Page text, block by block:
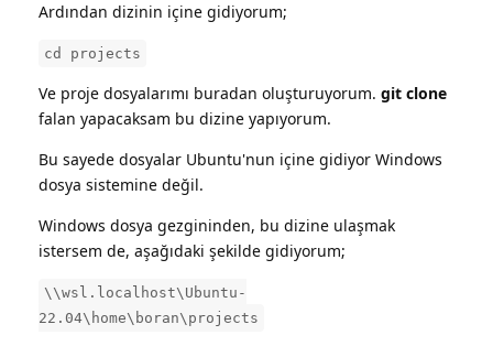
Ardından dizinin içine gidiyorum;
cd projects
Ve proje dosyalarımı buradan oluşturuyorum. git clone
falan yapacaksam bu dizine yapıyorum.
Bu sayede dosyalar Ubuntu'nun içine gidiyor Windows
dosya sistemine değil.
Windows dosya gezgininden, bu dizine ulaşmak
istersem de, aşağıdaki şekilde gidiyorum;
\\wsl.localhost\Ubuntu-
22.04\home\boran\projects